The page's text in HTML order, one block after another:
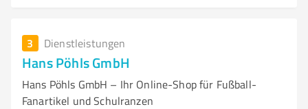
3 Dienstleistungen
Hans Pöhls GmbH
Hans Pöhls GmbH – Ihr Online-Shop für Fußball-
Fanartikel und Schulranzen